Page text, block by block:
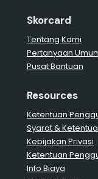
Skorcard
Tentang Kami
Pertanyaan
Pusat Bantuan
Resources
Ketentuan
Syarat &
Kebijakan Privasi
Ketentuan
Info Biaya